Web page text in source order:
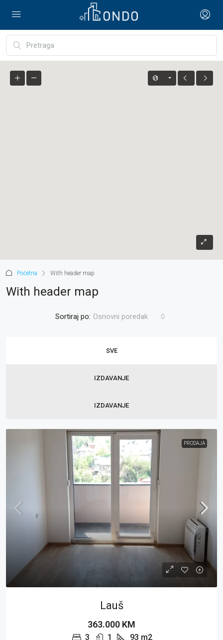
Napredna pretraga
Početna With header map
With header map
SVE
IZDAVANJE
IZDAVANJE
Sortiraj po: Osnovni poredak
PRODAJA
Lauš
363.000 KM
3 1 93 m2